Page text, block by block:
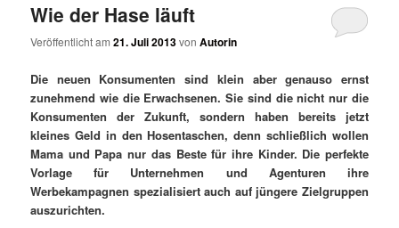
Wie der Hase läuft
Veröffentlicht am21. Juli 2013vonAutorin
Die neuen Konsumenten sind klein aber genauso ernst
zunehmend wie die Erwachsenen. Sie sind die nicht nur die
Konsumenten der Zukunft, sondern haben bereits jetzt
kleines Geld in den Hosentaschen, denn schließlich wollen
Mama und Papa nur das Beste für ihre Kinder. Die perfekte
Vorlage für Unternehmen und Agenturen ihre
Werbekampagnen spezialisiert auch auf jüngere Zielgruppen
auszurichten.